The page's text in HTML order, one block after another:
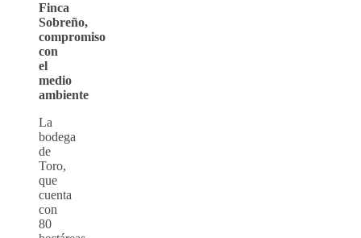
Finca
Sobreño,
compromiso
con
el
medio
ambiente
La
bodega
de
Toro,
que
cuenta
con
80